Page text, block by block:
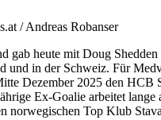
/ Andreas Robanser
gab heute mit Doug
und in der Schweiz. Für
Dezember 2025 den
Ex-Goalie arbeitet
norwegischen Top Klub